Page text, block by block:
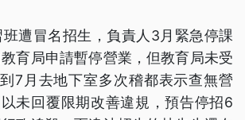
遭冒名招生，負責人3月緊急停課
育局申請暫停營業，但教育局未受
7月去地下室多次稽都表示查無營
未回覆限期改善違規，預告停招6